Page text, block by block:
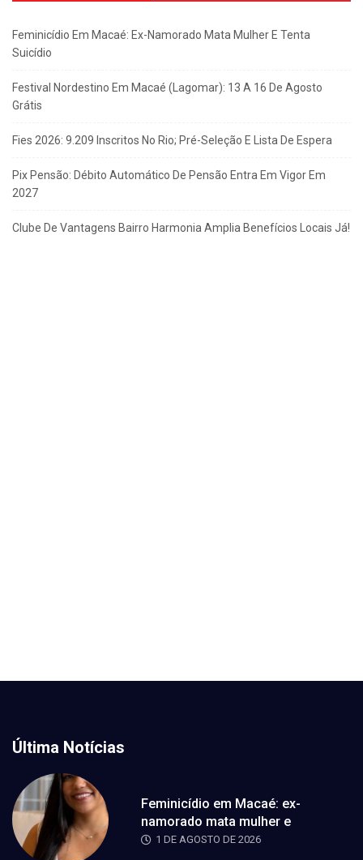
Feminicídio Em Macaé: Ex-Namorado Mata Mulher E Tenta
Suicídio
Festival Nordestino Em Macaé (Lagomar): 13 A 16 De Agosto
Grátis
Fies 2026: 9.209 Inscritos No Rio; Pré-Seleção E Lista De Espera
Pix Pensão: Débito Automático De Pensão Entra Em Vigor Em
2027
Clube De Vantagens Bairro Harmonia Amplia Benefícios Locais Já!
Última Notícias
Feminicídio em Macaé: ex-
namorado mata mulher e
1 DE AGOSTO DE 2026